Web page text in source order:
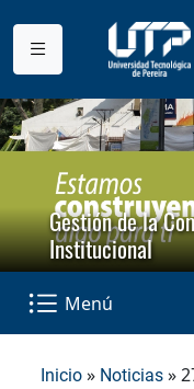
Gestión de la
Institucional
Menú
Inicio » Noticias »